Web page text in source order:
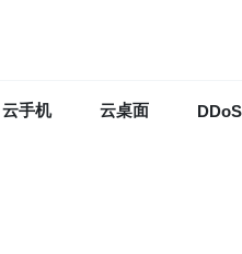
云手机 云桌面 DDoS